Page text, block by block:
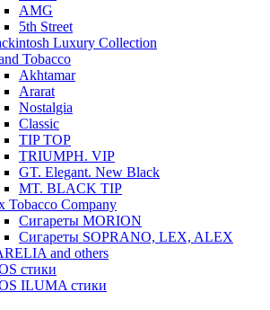
AMG
5th Street
Luxury Collection
Tobacco
Akhtamar
Ararat
Nostalgia
Classic
TIP TOP
TRIUMPH. VIP
GT. Elegant. New Black
MT. BLACK TIP
Tobacco Company
Сигареты MORION
Сигареты SOPRANO, LEX, ALEX
and others
стики
ILUMA стики